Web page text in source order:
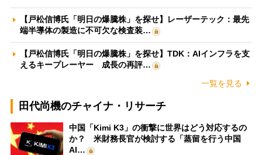
【戸松信博氏「明日の爆騰株」を探せ】レーザーテック：最先
端半導体の製造に不可欠な検査装…
【戸松信博氏「明日の爆騰株」を探せ】TDK：AIインフラを支
えるキープレーヤー 成長の再評…
一覧を見る
田代尚機のチャイナ・リサーチ
中国「Kimi K3」の衝撃に世界はどう対応するの
か？ 米財務長官が検討する「蒸留を行う中国
AI…